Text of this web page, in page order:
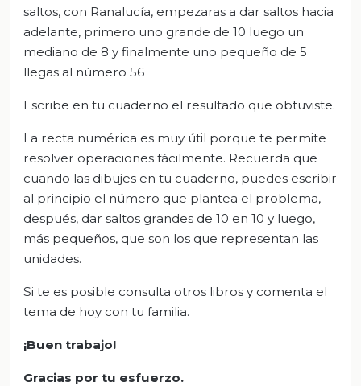
saltos, con Ranalucía, empezaras a dar saltos hacia
adelante, primero uno grande de 10 luego un
mediano de 8 y finalmente uno pequeño de 5
llegas al número 56
Escribe en tu cuaderno el resultado que obtuviste.
La recta numérica es muy útil porque te permite
resolver operaciones fácilmente. Recuerda que
cuando las dibujes en tu cuaderno, puedes escribir
al principio el número que plantea el problema,
después, dar saltos grandes de 10 en 10 y luego,
más pequeños, que son los que representan las
unidades.
Si te es posible consulta otros libros y comenta el
tema de hoy con tu familia.
¡Buen trabajo!
Gracias por tu esfuerzo.